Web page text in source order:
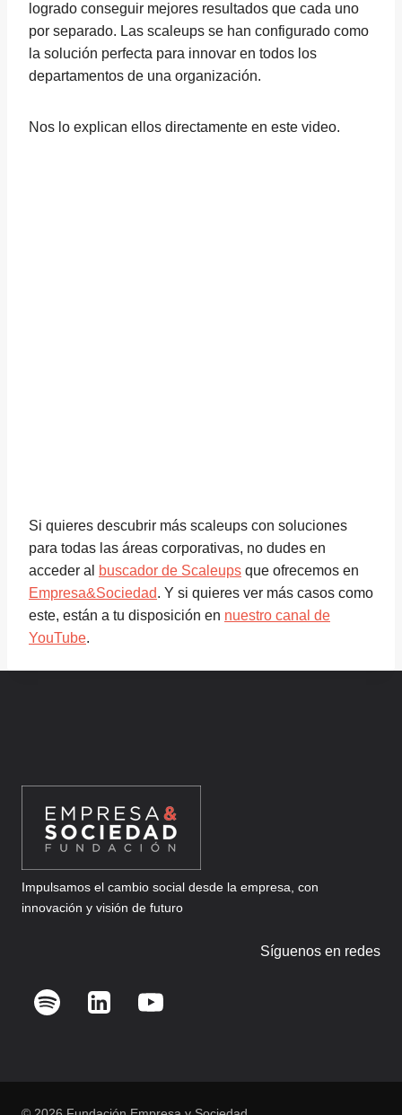
logrado conseguir mejores resultados que cada uno
por separado. Las scaleups se han configurado como
la solución perfecta para innovar en todos los
departamentos de una organización.
Nos lo explican ellos directamente en este video.
Si quieres descubrir más scaleups con soluciones
para todas las áreas corporativas, no dudes en
acceder al
buscador de Scaleups que ofrecemos en
Empresa&Sociedad. Y si quieres ver más casos como
este, están a tu disposición en nuestro canal de
YouTube.
Impulsamos el cambio social desde la empresa, con
innovación y visión de futuro
Síguenos en redes